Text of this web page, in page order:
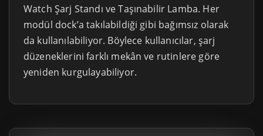
Watch Şarj Standı ve Taşınabilir Lamba. Her
modül dock’a takılabildiği gibi bağımsız olarak
da kullanılabiliyor. Böylece kullanıcılar, şarj
düzeneklerini farklı mekân ve rutinlere göre
yeniden kurgulayabiliyor.